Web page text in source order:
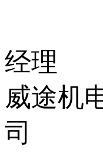
经理
威途机
司